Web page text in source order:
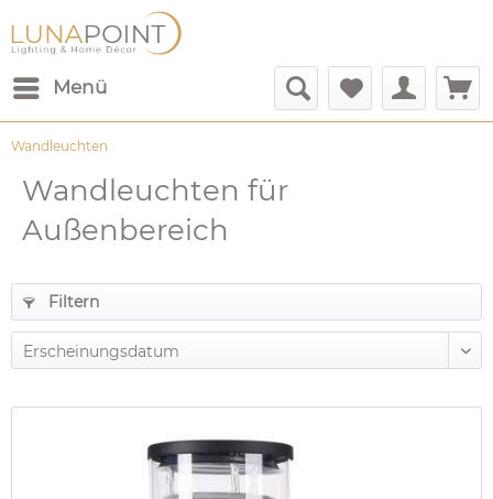
Menü
Wandleuchten
Wandleuchten für
Außenbereich
Filtern